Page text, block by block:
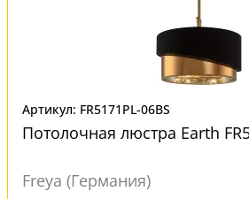
Артикул: FR5171PL-06BS
Потолочная люстра Earth
Freya (Германия)